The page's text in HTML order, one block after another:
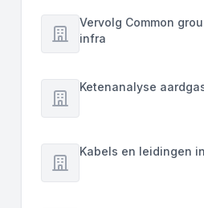
Vervolg Common
infra
Ketenanalyse
Kabels en leidingen